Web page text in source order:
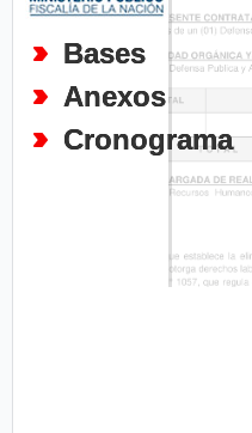
Bases
Anexos
Cronograma